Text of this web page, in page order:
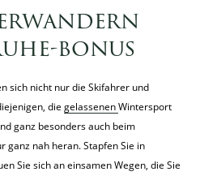
bonus
sich nicht nur die Skifahrer und
die gelassenen Wintersport
ganz besonders auch beim
ganz nah heran. Stapfen Sie in
Sie sich an einsamen Wegen, die Sie